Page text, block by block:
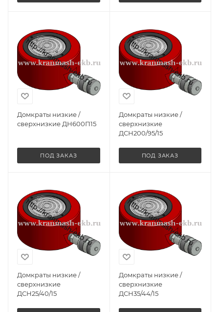
Домкраты низкие /
сверхнизкие ДН600П15
ПОД ЗАКАЗ
Домкраты низкие /
сверхнизкие
ДСН200/95/15
ПОД ЗАКАЗ
Домкраты низкие /
сверхнизкие
ДСН25/40/15
Домкраты низкие /
сверхнизкие
ДСН35/44/15